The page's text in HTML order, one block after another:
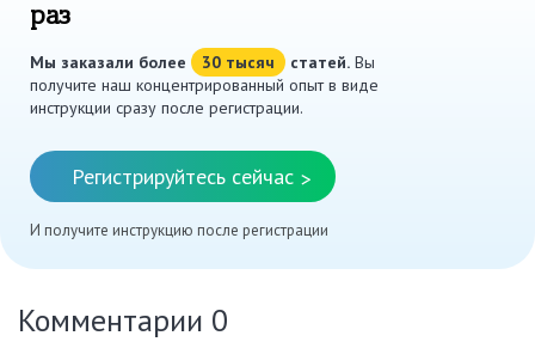
раз
Мы заказали более 30 тысяч статей. Вы
получите наш концентрированный опыт в виде
инструкции сразу после регистрации.
Регистрируйтесь сейчас >
И получите инструкцию после регистрации
Комментарии 0